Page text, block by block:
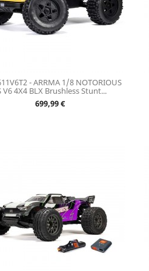
- ARRMA 1/8 NOTORIOUS
V6 4X4 BLX Brushless Stunt...
Prix
699,99 €